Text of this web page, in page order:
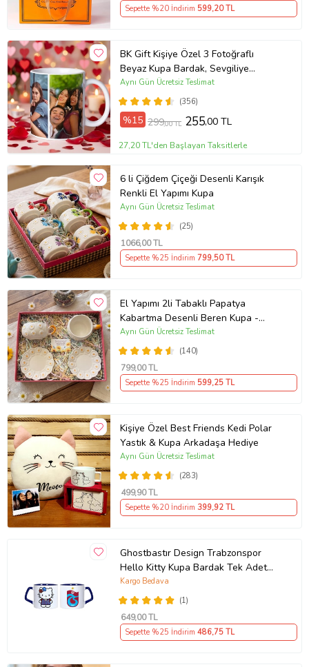
Sepette %20 İndirim 599,20 TL
BK Gift Kişiye Özel 3 Fotoğraflı
Beyaz Kupa Bardak, Sevgiliye
Hediye, Arkadaşa Hediye
(356)
Aynı Gün Ücretsiz Teslimat
%15 299,00 TL 255,00 TL
27,20 TL'den Başlayan Taksitlerle
6 li Çiğdem Çiçeği Desenli Karışık
Renkli El Yapımı Kupa
(25)
Aynı Gün Ücretsiz Teslimat
1066,00 TL
Sepette %25 İndirim 799,50 TL
El Yapımı 2li Tabaklı Papatya
Kabartma Desenli Beren Kupa -
Seviyor Sevmiyor
(140)
Aynı Gün Ücretsiz Teslimat
799,00 TL
Sepette %25 İndirim 599,25 TL
Kişiye Özel Best Friends Kedi Polar
Yastık & Kupa Arkadaşa Hediye
(283)
Aynı Gün Ücretsiz Teslimat
499,90 TL
Sepette %20 İndirim 399,92 TL
Ghostbastır Design Trabzonspor
Hello Kitty Kupa Bardak Tek Adet
089
(1)
Kargo Bedava
649,00 TL
Sepette %25 İndirim 486,75 TL